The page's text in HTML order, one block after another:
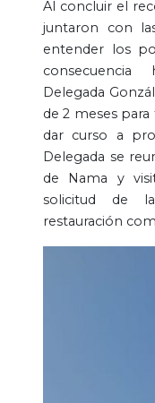
Al concluir el
juntaron con
entender los
Delegada
de 2 meses
dar curso a
Delegada se
de Nama y
solicitud de
restauración